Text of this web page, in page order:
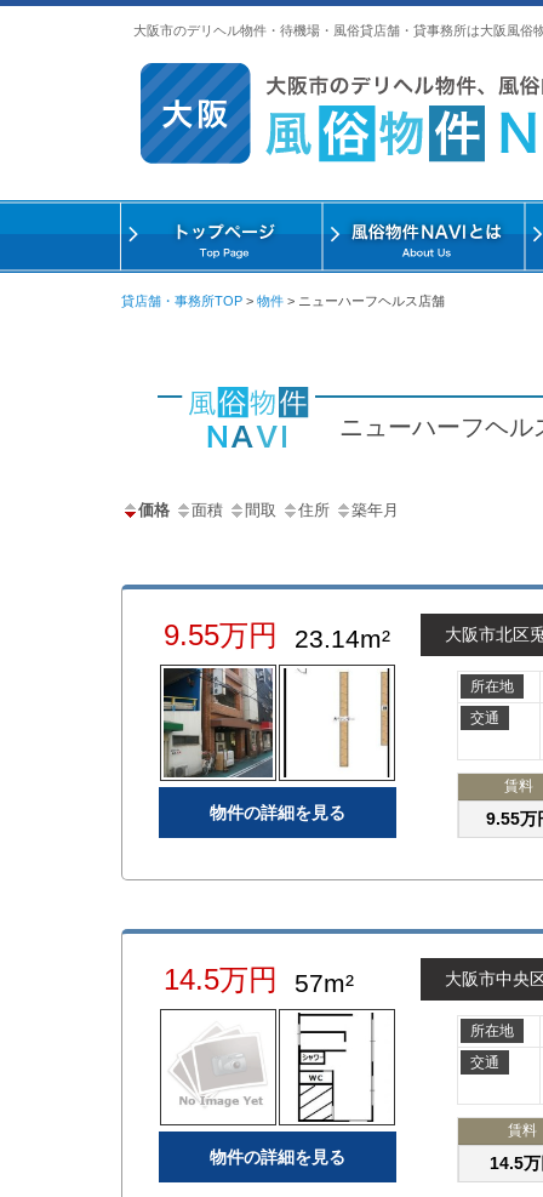
大阪市のデリヘル物件・待機場・風俗貸店舗・貸事務所は大阪風俗
貸店舗・事務所TOP > 物件 > ニューハーフヘルス店舗
ニューハーフヘル
価格 面積 間取 住所 築年月
9.55万円 23.14m²
物件の詳細を見る
大阪市北区
所在地
交通
賃料
9.55万
14.5万円 57m²
物件の詳細を見る
大阪市中央
所在地
交通
賃料
14.5